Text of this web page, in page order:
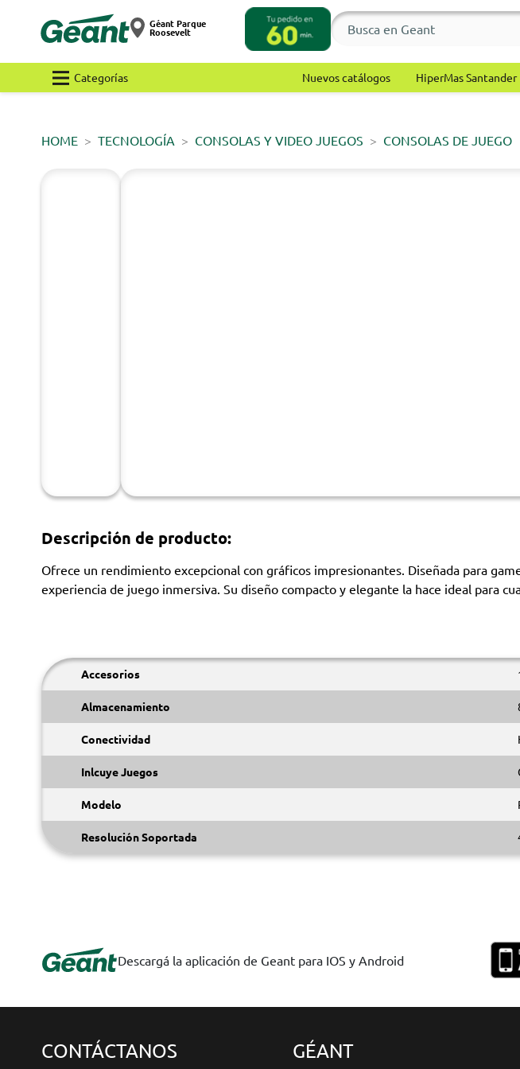
Géant Parque
Roosevelt
Categorías Nuevos catálogos HiperMas Santander
HOME TECNOLOGÍA CONSOLAS Y VIDEO JUEGOS CONSOLAS DE JUEGO
Descripción de producto:
Ofrece un rendimiento excepcional con gráficos impresionantes. Diseñada para
experiencia de juego inmersiva. Su diseño compacto y elegante la hace ideal para
Accesorios
Almacenamiento
Conectividad
Inlcuye Juegos
Modelo
Resolución Soportada
Descargá la aplicación de Geant para IOS y Android
CONTÁCTANOS GÉANT